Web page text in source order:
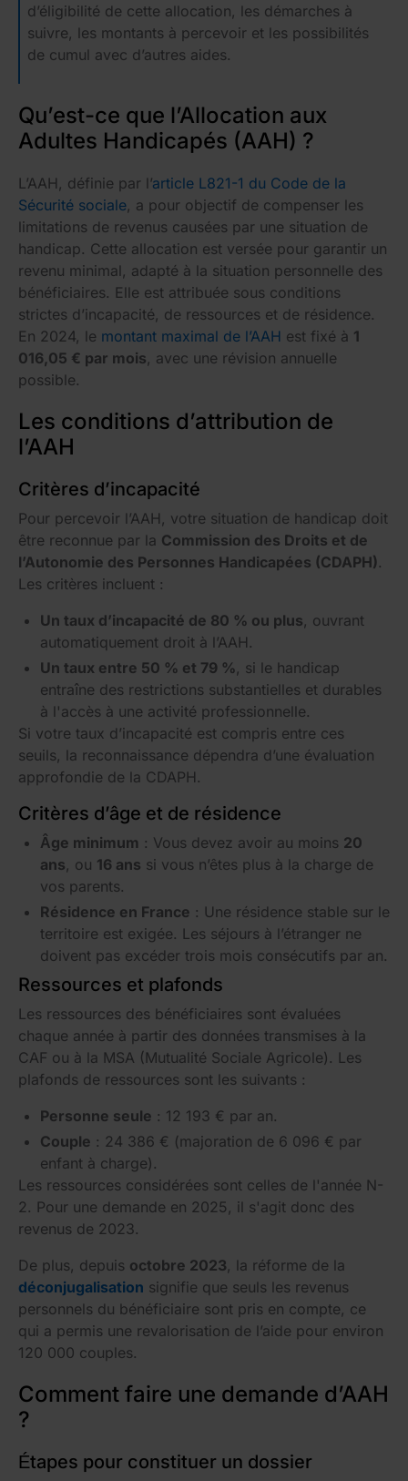
d’éligibilité de cette allocation, les démarches à
suivre, les montants à percevoir et les possibilités
de cumul avec d’autres aides.
Qu’est-ce que l’Allocation aux
Adultes Handicapés (AAH) ?
L’AAH, définie par l’article L821-1 du Code de la
Sécurité sociale, a pour objectif de compenser les
limitations de revenus causées par une situation de
handicap. Cette allocation est versée pour garantir un
revenu minimal, adapté à la situation personnelle des
bénéficiaires. Elle est attribuée sous conditions
strictes d’incapacité, de ressources et de résidence.
En 2024, le montant maximal de l’AAH est fixé à 1
016,05 € par mois, avec une révision annuelle
possible.
Les conditions d’attribution de
l’AAH
Critères d’incapacité
Pour percevoir l’AAH, votre situation de handicap doit
être reconnue par la Commission des Droits et de
l’Autonomie des Personnes Handicapées (CDAPH).
Les critères incluent :
Un taux d’incapacité de 80 % ou plus, ouvrant
automatiquement droit à l’AAH.
Un taux entre 50 % et 79 %, si le handicap
entraîne des restrictions substantielles et durables
à l'accès à une activité professionnelle.
Si votre taux d’incapacité est compris entre ces
seuils, la reconnaissance dépendra d’une évaluation
approfondie de la CDAPH.
Critères d’âge et de résidence
Âge minimum : Vous devez avoir au moins 20
ans, ou 16 ans si vous n’êtes plus à la charge de
vos parents.
Résidence en France : Une résidence stable sur le
territoire est exigée. Les séjours à l’étranger ne
doivent pas excéder trois mois consécutifs par an.
Ressources et plafonds
Les ressources des bénéficiaires sont évaluées
chaque année à partir des données transmises à la
CAF ou à la MSA (Mutualité Sociale Agricole). Les
plafonds de ressources sont les suivants :
Personne seule : 12 193 € par an.
Couple : 24 386 € (majoration de 6 096 € par
enfant à charge).
Les ressources considérées sont celles de l'année N-
2. Pour une demande en 2025, il s'agit donc des
revenus de 2023.
De plus, depuis octobre 2023, la réforme de la
déconjugalisation signifie que seuls les revenus
personnels du bénéficiaire sont pris en compte, ce
qui a permis une revalorisation de l’aide pour environ
120 000 couples.
Comment faire une demande d’AAH
?
Étapes pour constituer un dossier